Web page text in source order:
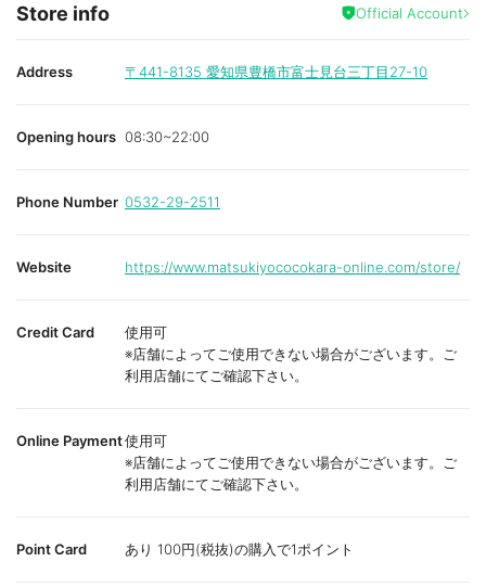
Store info Official Account
Address 〒441-8135 愛知県豊橋市富士見台三丁目27-10
Opening hours 08:30~22:00
Phone Number 0532-29-2511
Website https://www.matsukiyococokara-online.com/store/
Credit Card
使用可
※店舗によってご使用できない場合がございます。ご
利用店舗にてご確認下さい。
Online Payment使用可
※店舗によってご使用できない場合がございます。ご
利用店舗にてご確認下さい。
Point Card あり 100円(税抜)の購入で1ポイント